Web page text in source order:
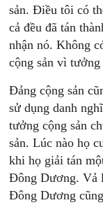
sản. Điều tôi có
cả đều đã tán
nhận nó. Không
cộng sản vì
Đảng cộng sản
sử dụng danh
tưởng cộng sản
sản. Lúc nào họ
khi họ giải tán
Đông Dương. Vả
Đông Dương